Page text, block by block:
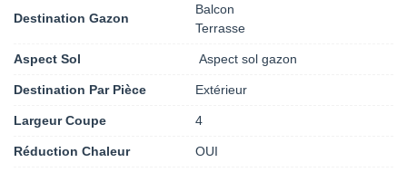
Destination Gazon
Balcon
Terrasse
Aspect Sol Aspect sol gazon
Destination Par Pièce Extérieur
Largeur Coupe 4
Réduction Chaleur OUI